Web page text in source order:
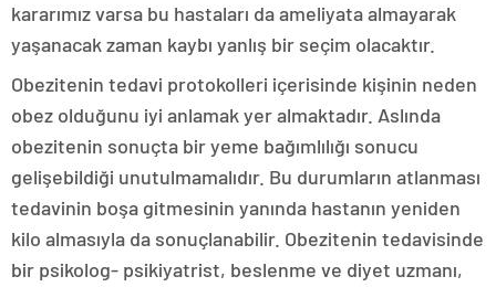
kararımız varsa bu hastaları da ameliyata almayarak
yaşanacak zaman kaybı yanlış bir seçim olacaktır.
Obezitenin tedavi protokolleri içerisinde kişinin neden
obez olduğunu iyi anlamak yer almaktadır. Aslında
obezitenin sonuçta bir yeme bağımlılığı sonucu
gelişebildiği unutulmamalıdır. Bu durumların atlanması
tedavinin boşa gitmesinin yanında hastanın yeniden
kilo almasıyla da sonuçlanabilir. Obezitenin tedavisinde
bir psikolog- psikiyatrist, beslenme ve diyet uzmanı,